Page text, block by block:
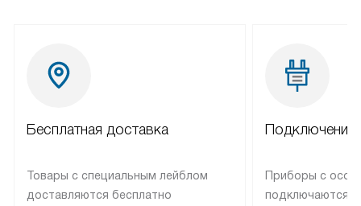
Бесплатная доставка
Товары с специальным лейблом
доставляются бесплатно
Подключение
Приборы с
подключаются к